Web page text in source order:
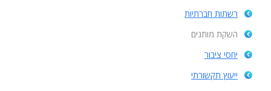
רשתות חברתיות
השקת מותגים
יחסי ציבור
ייעוץ תקשורתי